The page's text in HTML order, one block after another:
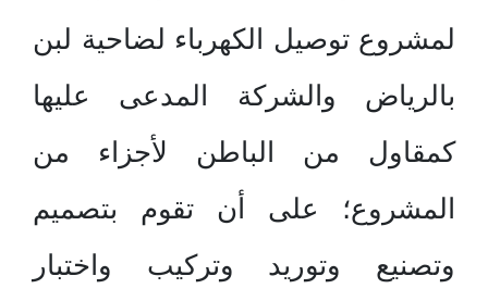
لمشروع توصيل الكهرباء لضاحية لبن
بالرياض والشركة المدعى عليها
كمقاول من الباطن لأجزاء من
المشروع؛ على أن تقوم بتصميم
وتصنيع وتوريد وتركيب واختبار